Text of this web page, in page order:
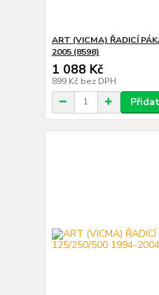
ART (VICMA) ŘADICÍ
2005 (8598)
1 088 Kč
899 Kč bez DPH